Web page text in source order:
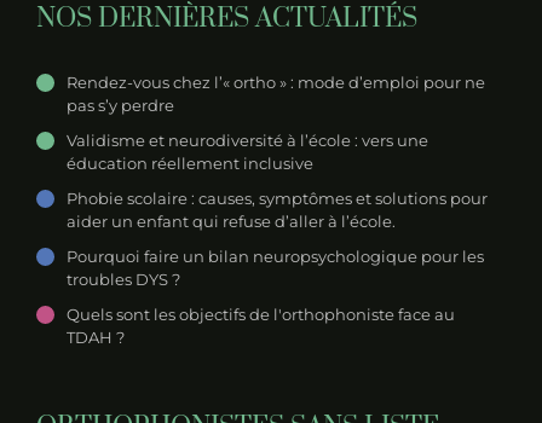
NOS DERNIÈRES ACTUALITÉS
Rendez-vous chez l’« ortho » : mode d’emploi pour ne
pas s’y perdre
Validisme et neurodiversité à l’école : vers une
éducation réellement inclusive
Phobie scolaire : causes, symptômes et solutions pour
aider un enfant qui refuse d’aller à l’école.
Pourquoi faire un bilan neuropsychologique pour les
troubles DYS ?
Quels sont les objectifs de l'orthophoniste face au
TDAH ?